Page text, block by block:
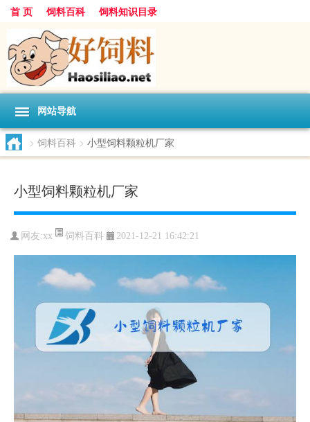
首 页 饲料百科 饲料知识目录
网站导航
> 饲料百科 > 小型饲料颗粒机厂家
小型饲料颗粒机厂家
网友:xx 饲料百科 2021-12-21 16:42:21